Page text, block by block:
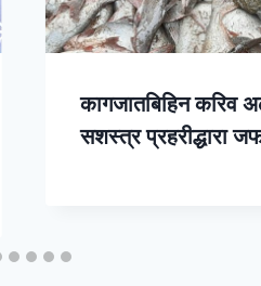
कागजातबिहिन करिव
सशस्त्र प्रहरीद्धारा